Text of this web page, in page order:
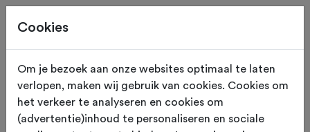
430,7 KM Weesp (Noord Holland)
Cookies
Om je bezoek aan onze websites optimaal te laten
verlopen, maken wij gebruik van cookies. Cookies om
het verkeer te analyseren en cookies om
(advertentie)inhoud te personaliseren en sociale